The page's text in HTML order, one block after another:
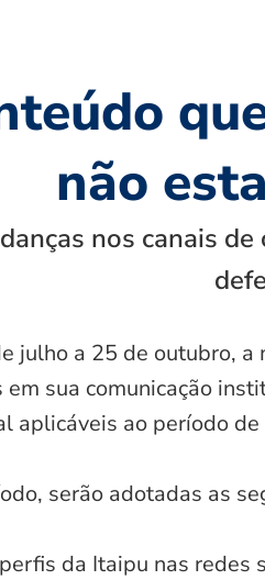
não
nos canais
julho a 25 de outubro,
sua comunicação
aplicáveis ao período de
serão adotadas as
da Itaipu nas redes